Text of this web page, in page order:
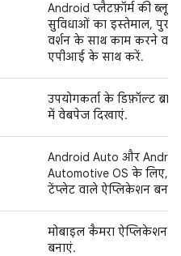
Android प्लैटफ़ॉर्म की ब्लूटूथ
सुविधाओं का इस्तेमाल, पुराने
वर्शन के साथ काम करने वाले
एपीआई के साथ करें.
उपयोगकर्ता के डिफ़ॉल्ट
में वेबपेज दिखाएं.
Android Auto और
Automotive OS के लिए,
टेंप्लेट वाले ऐप्लिकेशन बनाएं.
मोबाइल कैमरा ऐप्लिकेशन
बनाएं.